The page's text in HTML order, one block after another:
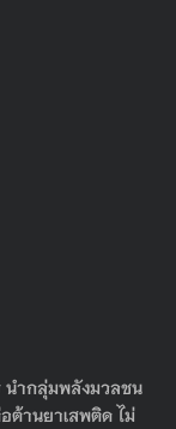
นำกลุ่มพลังมวลชน
ต้านยาเสพติด ไม่